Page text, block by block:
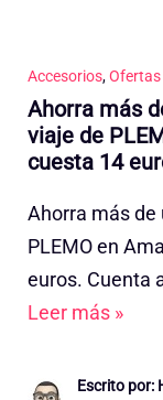
Accesorios,Ofertas
Ahorra más
viaje de
cuesta 14
Ahorra más de
PLEMO en
euros. Cuenta
Leer más »
Escrito por: